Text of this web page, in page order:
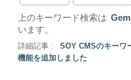
上のキーワード検索は
います。
詳細記事 :
SOY CMSのキーワ
機能を追加しました